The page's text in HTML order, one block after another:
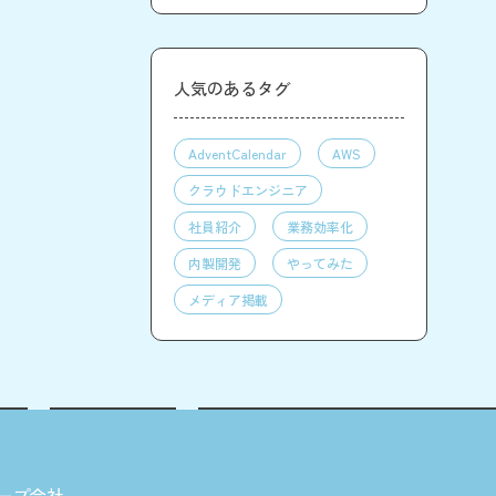
人気のあるタグ
AdventCalendar
AWS
クラウドエンジニア
社員紹介
業務効率化
内製開発
やってみた
メディア掲載